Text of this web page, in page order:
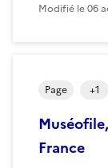
Modifié le06
France
Page +1